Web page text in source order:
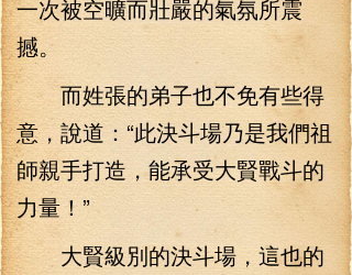
一次被空曠而壯嚴的氣氛所震
撼。
而姓張的弟子也不免有些得
意，說道：“此決斗場乃是我們祖
師親手打造，能承受大賢戰斗的
力量！”
大賢級別的決斗場，這也的